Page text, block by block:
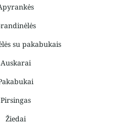
su pakabukais
Auskarai
Pirsingas
Žiedai